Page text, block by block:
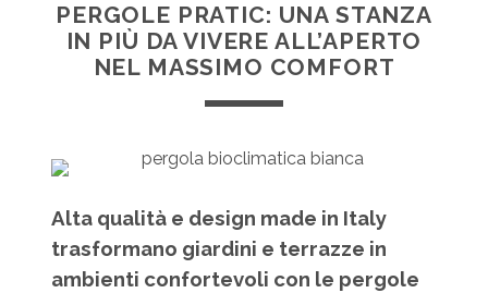
PERGOLE PRATIC: UNA STANZA
IN PIÙ DA VIVERE ALL’APERTO
NEL MASSIMO COMFORT
Alta qualità e design made in Italy
trasformano giardini e terrazze in
ambienti confortevoli con le pergole